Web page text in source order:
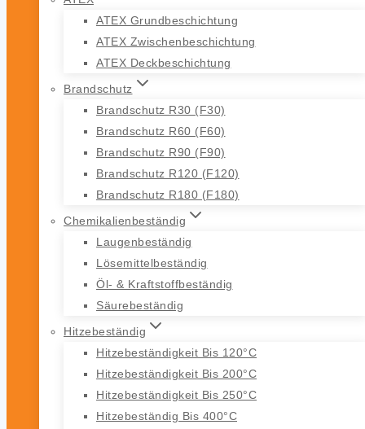
ATEX Grundbeschichtung
ATEX Zwischenbeschichtung
ATEX Deckbeschichtung
Brandschutz
Brandschutz R30 (F30)
Brandschutz R60 (F60)
Brandschutz R90 (F90)
Brandschutz R120 (F120)
Brandschutz R180 (F180)
Chemikalienbeständig
Laugenbeständig
Lösemittelbeständig
Öl- & Kraftstoffbeständig
Säurebeständig
Hitzebeständig
Hitzebeständigkeit Bis 120°C
Hitzebeständigkeit Bis 200°C
Hitzebeständigkeit Bis 250°C
Hitzebeständig Bis 400°C